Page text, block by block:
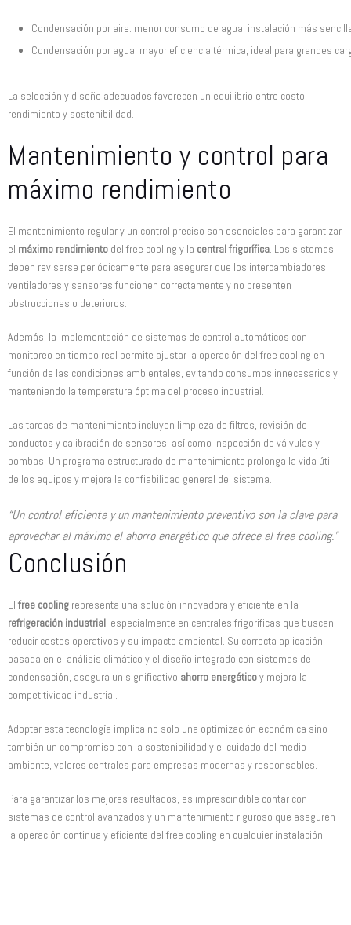
Condensación por aire: menor consumo de agua, instalación más
Condensación por agua: mayor eficiencia térmica, ideal para grandes
La selección y diseño adecuados favorecen un equilibrio entre costo,
rendimiento y sostenibilidad.
Mantenimiento y control para
máximo rendimiento
El mantenimiento regular y un control preciso son esenciales para garantizar
el máximo rendimiento del free cooling y la central frigorífica. Los sistemas
deben revisarse periódicamente para asegurar que los intercambiadores,
ventiladores y sensores funcionen correctamente y no presenten
obstrucciones o deterioros.
Además, la implementación de sistemas de control automáticos con
monitoreo en tiempo real permite ajustar la operación del free cooling en
función de las condiciones ambientales, evitando consumos innecesarios y
manteniendo la temperatura óptima del proceso industrial.
Las tareas de mantenimiento incluyen limpieza de filtros, revisión de
conductos y calibración de sensores, así como inspección de válvulas y
bombas. Un programa estructurado de mantenimiento prolonga la vida útil
de los equipos y mejora la confiabilidad general del sistema.
“Un control eficiente y un mantenimiento preventivo son la clave para
aprovechar al máximo el ahorro energético que ofrece el free cooling.”
Conclusión
El free cooling representa una solución innovadora y eficiente en la
refrigeración industrial, especialmente en centrales frigoríficas que buscan
reducir costos operativos y su impacto ambiental. Su correcta aplicación,
basada en el análisis climático y el diseño integrado con sistemas de
condensación, asegura un significativo ahorro energéticoy mejora la
competitividad industrial.
Adoptar esta tecnología implica no solo una optimización económica sino
también un compromiso con la sostenibilidad y el cuidado del medio
ambiente, valores centrales para empresas modernas y responsables.
Para garantizar los mejores resultados, es imprescindible contar con
sistemas de control avanzados y un mantenimiento riguroso que aseguren
la operación continua y eficiente del free cooling en cualquier instalación.